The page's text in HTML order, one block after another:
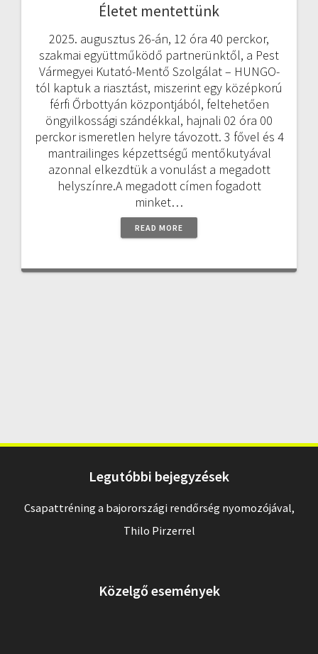
Életet mentettünk
2025. augusztus 26-án, 12 óra 40 perckor,
szakmai együttműködő partnerünktől, a Pest
Vármegyei Kutató-Mentő Szolgálat – HUNGO-
tól kaptuk a riasztást, miszerint egy középkorú
férfi Őrbottyán központjából, feltehetően
öngyilkossági szándékkal, hajnali 02 óra 00
perckor ismeretlen helyre távozott. 3 fővel és 4
mantrailinges képzettségű mentőkutyával
azonnal elkezdtük a vonulást a megadott
helyszínre.A megadott címen fogadott
minket…
READ MORE
Legutóbbi bejegyzések
Csapattréning a bajorországi rendőrség nyomozójával,
Thilo Pirzerrel
Közelgő események